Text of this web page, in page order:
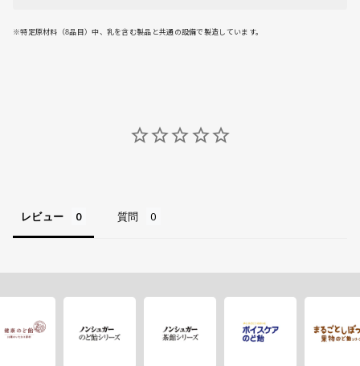
※特定原材料（8品目）中、乳を含む製品と共通の設備で製造しています。
レビュー 質問